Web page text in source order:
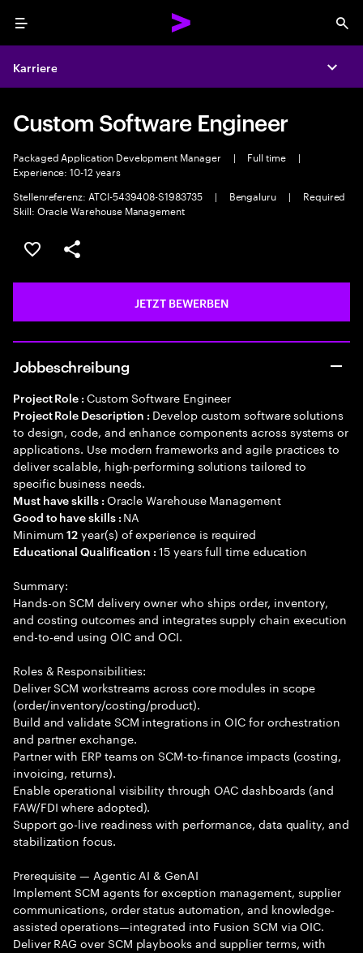
Menu
Karriere
Custom Software Engineer
Packaged Application Development Manager | Full time
|
Experience: 10-12 years
Stellenreferenz: ATCI-5439408-S1983735
| Bengaluru |
Required
Skill: Oracle Warehouse Management
JOB SPEICHERN
Teilen
JETZT BEWERBEN
Jobbeschreibung
Project Role : Custom Software Engineer
Project Role Description : Develop custom software solutions
to design, code, and enhance components across systems or
applications. Use modern frameworks and agile practices to
deliver scalable, high-performing solutions tailored to
specific business needs.
Must have skills : Oracle Warehouse Management
Good to have skills : NA
Minimum12 year(s) of experience is required
Educational Qualification :15 years full time education
Summary:
Hands-on SCM delivery owner who ships order, inventory,
and costing outcomes and integrates supply chain execution
end-to-end using OIC and OCI.
Roles & Responsibilities:
Deliver SCM workstreams across core modules in scope
(order/inventory/costing/product).
Build and validate SCM integrations in OIC for orchestration
and partner exchange.
Partner with ERP teams on SCM-to-finance impacts (costing,
invoicing, returns).
Enable operational visibility through OAC dashboards (and
FAW/FDI where adopted).
Support go-live readiness with performance, data quality, and
stabilization focus.
Prerequisite — Agentic AI & GenAI
Implement SCM agents for exception management, supplier
communications, order status automation, and knowledge-
assisted operations—integrated into Fusion SCM via OIC.
Deliver RAG over SCM playbooks and supplier terms, with